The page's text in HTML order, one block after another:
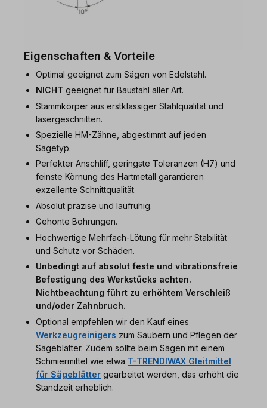
Eigenschaften & Vorteile
Optimal geeignet zum Sägen von Edelstahl.
NICHT geeignet für Baustahl aller Art.
Stammkörper aus erstklassiger Stahlqualität und
lasergeschnitten.
Spezielle HM-Zähne, abgestimmt auf jeden
Sägetyp.
Perfekter Anschliff, geringste Toleranzen (H7) und
feinste Körnung des Hartmetall garantieren
exzellente Schnittqualität.
Absolut präzise und laufruhig.
Gehonte Bohrungen.
Hochwertige Mehrfach-Lötung für mehr Stabilität
und Schutz vor Schäden.
Unbedingt auf absolut feste und vibrationsfreie
Befestigung des Werkstücks achten.
Nichtbeachtung führt zu erhöhtem Verschleiß
und/oder Zahnbruch.
Optional empfehlen wir den Kauf eines
Werkzeugreinigers zum Säubern und Pflegen der
Sägeblätter. Zudem sollte beim Sägen mit einem
Schmiermittel wie etwa T-TRENDIWAX Gleitmittel
für Sägeblätter gearbeitet werden, das erhöht die
Standzeit erheblich.